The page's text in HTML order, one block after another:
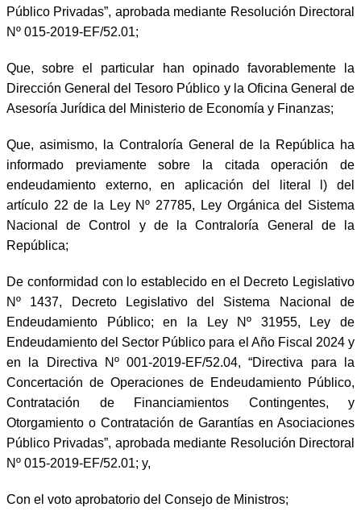
Público Privadas”, aprobada mediante Resolución Directoral
Nº 015-2019-EF/52.01;
Que, sobre el particular han opinado favorablemente la
Dirección General del Tesoro Público y la Oficina General de
Asesoría Jurídica del Ministerio de Economía y Finanzas;
Que, asimismo, la Contraloría General de la República ha
informado previamente sobre la citada operación de
endeudamiento externo, en aplicación del literal l) del
artículo 22 de la Ley Nº 27785, Ley Orgánica del Sistema
Nacional de Control y de la Contraloría General de la
República;
De conformidad con lo establecido en el Decreto Legislativo
Nº 1437, Decreto Legislativo del Sistema Nacional de
Endeudamiento Público; en la Ley Nº 31955, Ley de
Endeudamiento del Sector Público para el Año Fiscal 2024 y
en la Directiva Nº 001-2019-EF/52.04, “Directiva para la
Concertación de Operaciones de Endeudamiento Público,
Contratación de Financiamientos Contingentes, y
Otorgamiento o Contratación de Garantías en Asociaciones
Público Privadas”, aprobada mediante Resolución Directoral
Nº 015-2019-EF/52.01; y,
Con el voto aprobatorio del Consejo de Ministros;